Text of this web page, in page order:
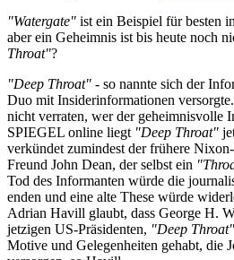
"Watergate" ist ein Beispiel für besten
aber ein Geheimnis ist bis heute noch
Throat"?
"Deep Throat" - so nannte sich der
Duo mit Insiderinformationen
nicht verraten, wer der geheimnisvolle
SPIEGEL online liegt "Deep Throat"
verkündet zumindest der frühere
Freund John Dean, der selbst ein
Tod des Informanten würde die
enden und eine alte These würde
Adrian Havill glaubt, dass George H.
jetzigen US-Präsidenten, "Deep Throat"
Motive und Gelegenheiten gehabt, die